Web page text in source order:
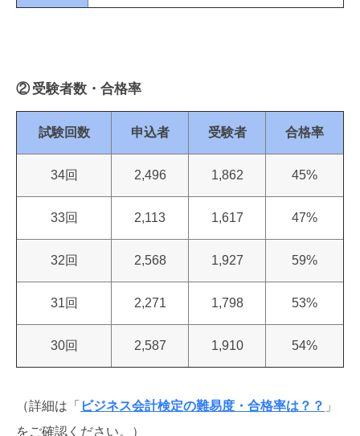
② 受験者数・合格率
試験回数 申込者 受験者 合格率
34回 2,496 1,862 45%
33回 2,113 1,617 47%
32回 2,568 1,927 59%
31回 2,271 1,798 53%
30回 2,587 1,910 54%
（詳細は「 ビジネス会計検定の難易度・合格率は？？ 」
をご確認ください。）